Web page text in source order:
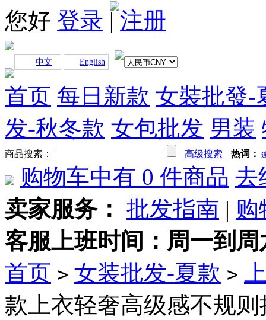
您好 登录 | 注册
中文 English
首页 每日新款 女裝批發-
发-秋冬款 女包批发 男装
商品搜索： 高级搜索 热词：
购物车中有 0 件商品 去
卖家服务： 批发指南 | 购
客服上班时间：周一到
首页 > 女装批发-夏款 >
款上衣轻奢高级感不规